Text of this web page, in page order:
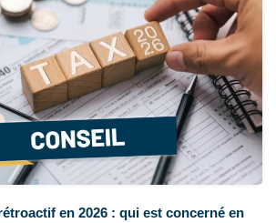
en 2026 : qui est concerné en